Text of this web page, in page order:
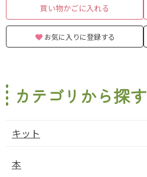
買い物かごに入れる
お気に入りに登録する
カテゴリから探す
キット
本